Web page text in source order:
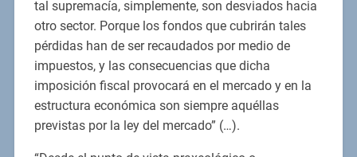
tal supremacía, simplemente, son desviados hacia
otro sector. Porque los fondos que cubrirán tales
pérdidas han de ser recaudados por medio de
impuestos, y las consecuencias que dicha
imposición fiscal provocará en el mercado y en la
estructura económica son siempre aquéllas
previstas por la ley del mercado” (…).